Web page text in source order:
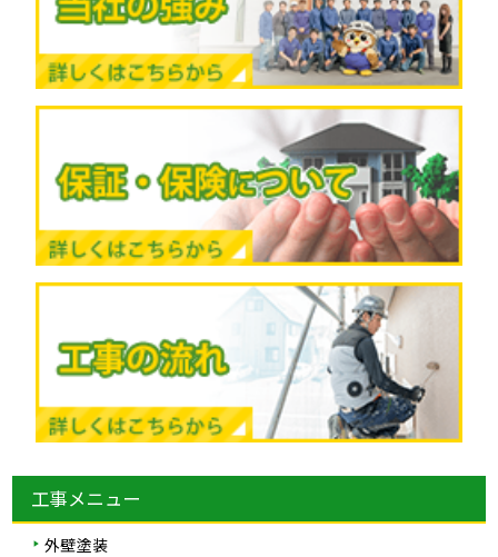
工事メニュー
外壁塗装